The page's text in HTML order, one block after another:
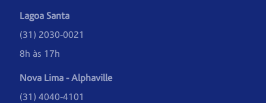
Lagoa Santa
(31) 2030-0021
8h às 17h
Nova Lima - Alphaville
(31) 4040-4101